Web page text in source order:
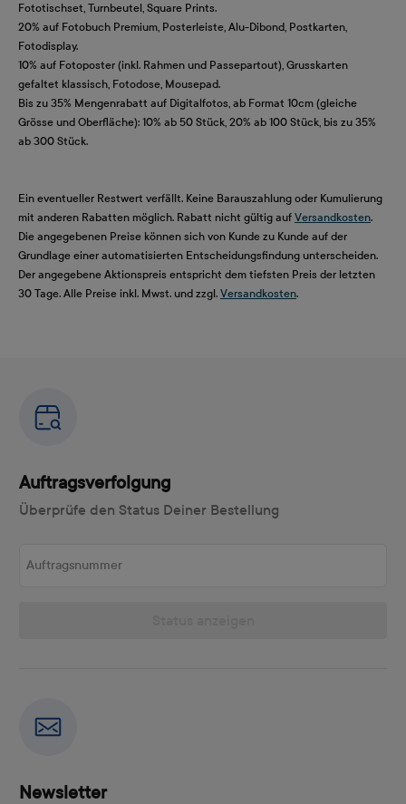
Fototischset, Turnbeutel, Square Prints.
20% auf Fotobuch Premium, Posterleiste, Alu-Dibond, Postkarten,
Fotodisplay.
10% auf Fotoposter (inkl. Rahmen und Passepartout), Grusskarten
gefaltet klassisch, Fotodose, Mousepad.
Bis zu 35% Mengenrabatt auf Digitalfotos, ab Format 10cm (gleiche
Grösse und Oberfläche): 10% ab 50 Stück, 20% ab 100 Stück, bis zu 35%
ab 300 Stück.
Ein eventueller Restwert verfällt. Keine Barauszahlung oder Kumulierung
mit anderen Rabatten möglich. Rabatt nicht gültig auf Versandkosten.
Die angegebenen Preise können sich von Kunde zu Kunde auf der
Grundlage einer automatisierten Entscheidungsfindung unterscheiden.
Der angegebene Aktionspreis entspricht dem tiefsten Preis der letzten
30 Tage. Alle Preise inkl. Mwst. und zzgl. Versandkosten.
Auftragsverfolgung
Überprüfe den Status Deiner Bestellung
Newsletter